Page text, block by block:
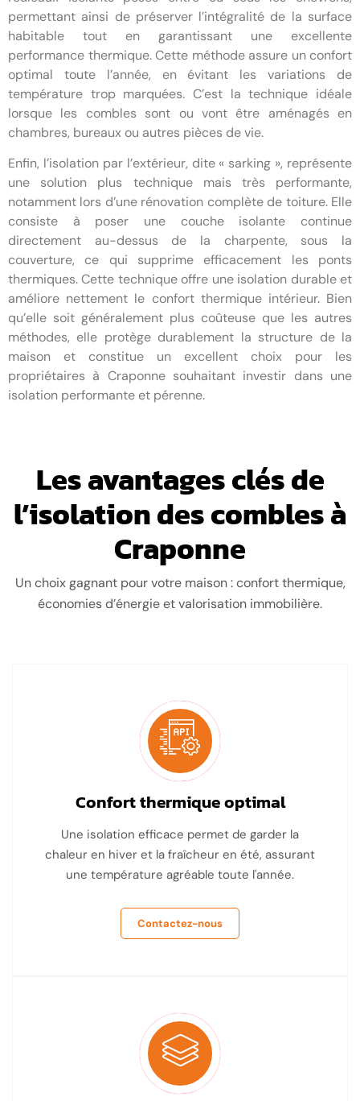
permettant ainsi de préserver l’intégralité de la surface
habitable tout en garantissant une excellente
performance thermique. Cette méthode assure un confort
optimal toute l’année, en évitant les variations de
température trop marquées. C’est la technique idéale
lorsque les combles sont ou vont être aménagés en
chambres, bureaux ou autres pièces de vie.
Enfin, l’isolation par l’extérieur, dite « sarking », représente
une solution plus technique mais très performante,
notamment lors d’une rénovation complète de toiture. Elle
consiste à poser une couche isolante continue
directement au-dessus de la charpente, sous la
couverture, ce qui supprime efficacement les ponts
thermiques. Cette technique offre une isolation durable et
améliore nettement le confort thermique intérieur. Bien
qu’elle soit généralement plus coûteuse que les autres
méthodes, elle protège durablement la structure de la
maison et constitue un excellent choix pour les
propriétaires à Craponne souhaitant investir dans une
isolation performante et pérenne.
Les avantages clés de
l’isolation des combles à
Craponne
Un choix gagnant pour votre maison : confort thermique,
économies d’énergie et valorisation immobilière.
Confort thermique optimal
Une isolation efficace permet de garder la
chaleur en hiver et la fraîcheur en été, assurant
une température agréable toute l'année.
Contactez-nous